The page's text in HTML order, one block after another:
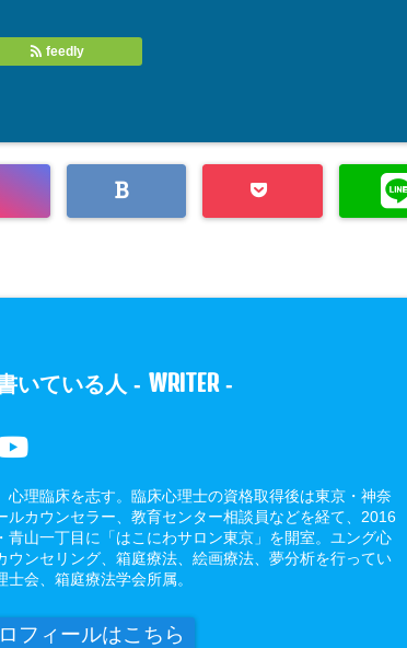
feedly
いている人 - WRITER-
心理臨床を志す。臨床心理士の資格取得後は東京・神奈
ルカウンセラー、教育センター相談員などを経て、2016
青山一丁目に「はこにわサロン東京」を開室。ユング心
ウンセリング、箱庭療法、絵画療法、夢分析を行ってい
士会、箱庭療法学会所属。
フィールはこちら